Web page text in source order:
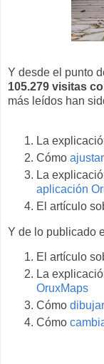
Y desde el punto
105.279 visitas
más leídos han
La
Cómo
La
aplicación
El artículo
Y de lo publicado
El artículo
La
OruxMaps
Cómo
Cómo